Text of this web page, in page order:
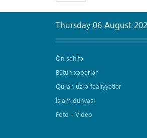
Thursday 06 August
Ön səhifə
Bütün xəbərlər
Quran üzrə fəaliyyətlər
İslam dünyası
Foto - Video